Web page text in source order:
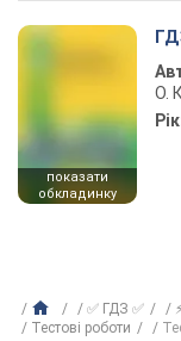
показати
обкладинку
О.
✅ ГДЗ ✅
Тестові роботи